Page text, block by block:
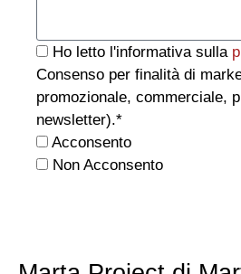
Ho letto l'informativa sulla
Consenso per finalità di
promozionale, commerciale,
newsletter).*
Acconsento
Non Acconsento